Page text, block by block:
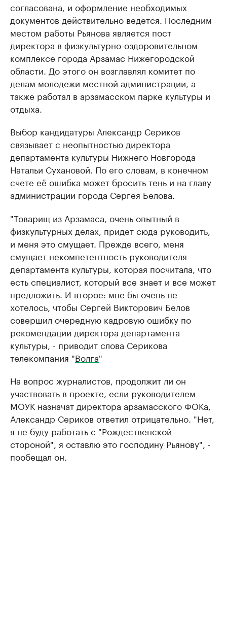
согласована, и оформление необходимых
документов действительно ведется. Последним
местом работы Рьянова является пост
директора в физкультурно-оздоровительном
комплексе города Арзамас Нижегородской
области. До этого он возглавлял комитет по
делам молодежи местной администрации, а
также работал в арзамасском парке культуры и
отдыха.
Выбор кандидатуры Александр Сериков
связывает с неопытностью директора
департамента культуры Нижнего Новгорода
Натальи Сухановой. По его словам, в конечном
счете её ошибка может бросить тень и на главу
администрации города Сергея Белова.
"Товарищ из Арзамаса, очень опытный в
физкультурных делах, придет сюда руководить,
и меня это смущает. Прежде всего, меня
смущает некомпетентность руководителя
департамента культуры, которая посчитала, что
есть специалист, который все знает и все может
предложить. И второе: мне бы очень не
хотелось, чтобы Сергей Викторович Белов
совершил очередную кадровую ошибку по
рекомендации директора департамента
культуры, - приводит слова Серикова
телекомпания "Волга"
На вопрос журналистов, продолжит ли он
участвовать в проекте, если руководителем
МОУК назначат директора арзамасского ФОКа,
Александр Сериков ответил отрицательно. "Нет,
я не буду работать с "Рождественской
стороной", я оставлю это господину Рьянову", -
пообещал он.